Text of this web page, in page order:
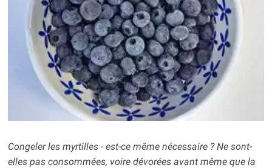
Congeler les myrtilles - est-ce même nécessaire ? Ne sont-
elles pas consommées, voire dévorées avant même que la